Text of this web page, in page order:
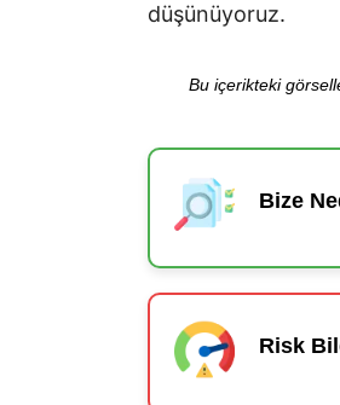
düşünüyoruz.
Bu içerikteki
Bize
Risk